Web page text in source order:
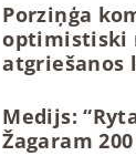
Porziņģa
optimistiski
atgriešanos
Medijs:
Žagaram